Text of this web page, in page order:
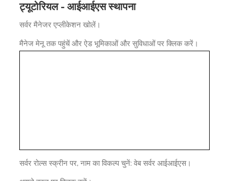
ट्यूटोरियल - आईआईएस स्थापना
सर्वर मैनेजर एप्लीकेशन खोलें।
मैनेज मेनू तक पहुंचें और ऐड भूमिकाओं और सुविधाओं पर क्लिक करें।
सर्वर रोल्स स्क्रीन पर, नाम का विकल्प चुनें: वेब सर्वर आईआईएस।